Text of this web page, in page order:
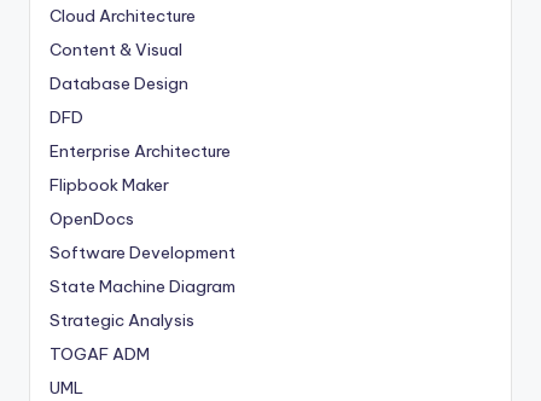
Cloud Architecture
Content & Visual
Database Design
DFD
Enterprise Architecture
Flipbook Maker
OpenDocs
Software Development
State Machine Diagram
Strategic Analysis
TOGAF ADM
UML